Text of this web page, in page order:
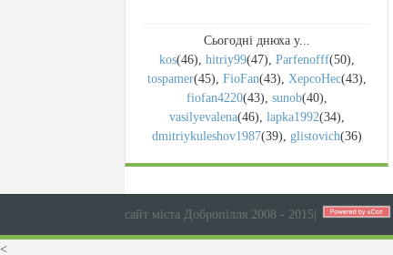
Сьогодні днюха у...
kos(46), hitriy99(47), Parfenofff(50),
tospamer(45), FioFan(43), XepcoHec(43),
fiofan4220(43), sunob(40),
vasilyevalena(46), lapka1992(34),
dmitriykuleshov1987(39), glistovich(36)
сайт міста Добропілля 2008 - 2015
<